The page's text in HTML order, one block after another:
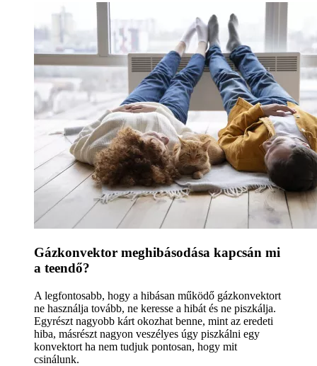
Gázkonvektor meghibásodása kapcsán mi
a teendő?
A legfontosabb, hogy a hibásan működő gázkonvektort
ne használja tovább, ne keresse a hibát és ne piszkálja.
Egyrészt nagyobb kárt okozhat benne, mint az eredeti
hiba, másrészt nagyon veszélyes úgy piszkálni egy
konvektort ha nem tudjuk pontosan, hogy mit
csinálunk.